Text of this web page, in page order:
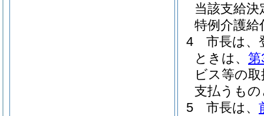
当該支給
特例介護
4
市長は、
ときは、 第
ビス等の
支払うも
5
市長は、